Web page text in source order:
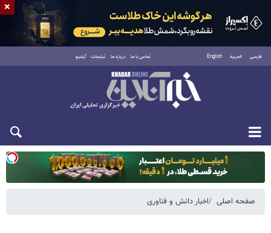
فارسی العربية English تماس با ما درباره ما تبلیغات آرشیو
یکشنبه ۱۸ مرداد ۱۴۰۵
صفحه اصلی اخبار دانش و فناوری
×